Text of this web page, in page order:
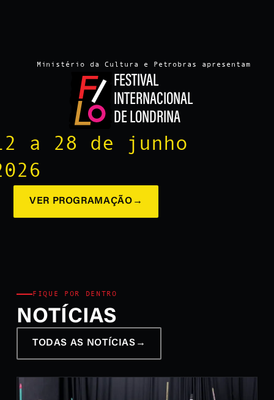
Ministério da Cultura e Petrobras apresentam
FESTIVAL
INTERNACIONAL
DE LONDRINA
a 28 de junho
VER PROGRAMAÇÃO →
FIQUE POR DENTRO
NOTÍCIAS
TODAS AS NOTÍCIAS →